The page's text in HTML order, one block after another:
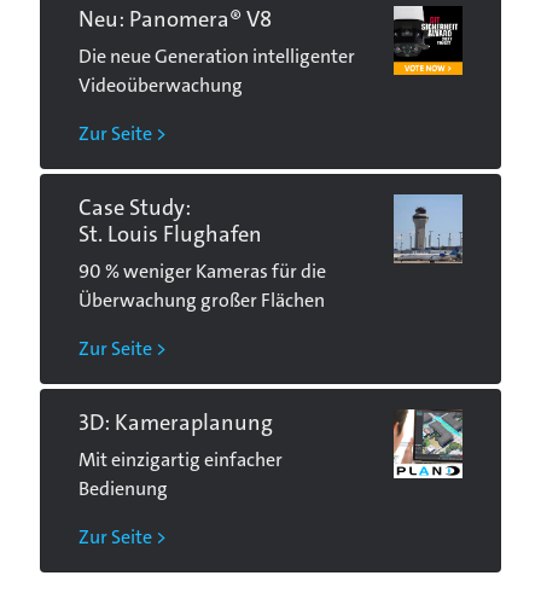
Neu: Panomera® V8
Die neue Generation intelligenter
Videoüberwachung
Zur Seite >
Case Study:
St. Louis Flughafen
90 % weniger Kameras für die
Überwachung großer Flächen
Zur Seite >
3D: Kameraplanung
Mit einzigartig einfacher
Bedienung
Zur Seite >